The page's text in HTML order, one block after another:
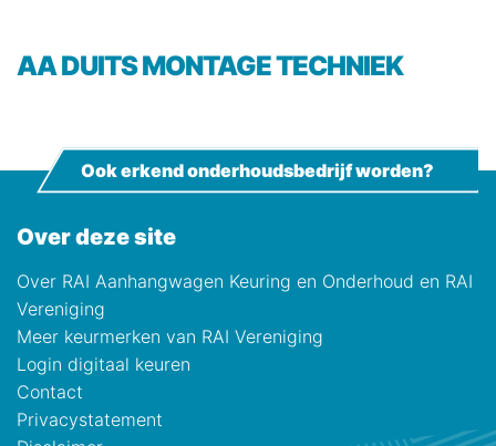
AA DUITS MONTAGE TECHNIEK
Over deze site
Over RAI Aanhangwagen Keuring en Onderhoud en RAI
Vereniging
Meer keurmerken van RAI Vereniging
Login digitaal keuren
Contact
Privacystatement
Ook erkend onderhoudsbedrijf worden?